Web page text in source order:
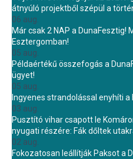
átnyúló projektből szépül a
06 aug.
Már csak 2 NAP a DunaFesztig!
Esztergomban!
05 aug.
Példaértékű összefogás a
ügyet!
05 aug.
Ingyenes strandolással enyhíti
03 aug.
Pusztító vihar csapott le
nyugati részére: Fák dőltek
02 aug.
Fokozatosan leállítják Paksot a